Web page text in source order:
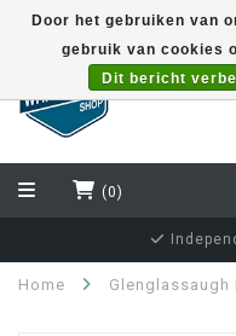
(0)
Home Glenglassaugh
Door het gebruiken van
gebruik van cookies
Dit bericht